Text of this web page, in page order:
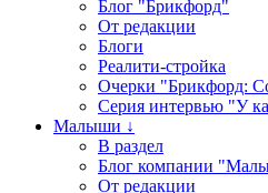
Блог "Брикфорд"
От редакции
Блоги
Реалити-стройка
Очерки "Брикфорд:
Серия интервью "У
Малыши ↓
В раздел
Блог компании
От редакции